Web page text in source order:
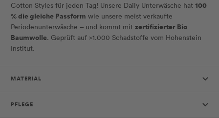
Cotton Styles für jeden Tag! Unsere Daily Unterwäsche hat 100
% die gleiche Passform wie unsere meist verkaufte
Periodenunterwäsche – und kommt mit zertifizierter Bio
Baumwolle. Geprüft auf >1.000 Schadstoffe vom Hohenstein
Institut.
MATERIAL
PFLEGE